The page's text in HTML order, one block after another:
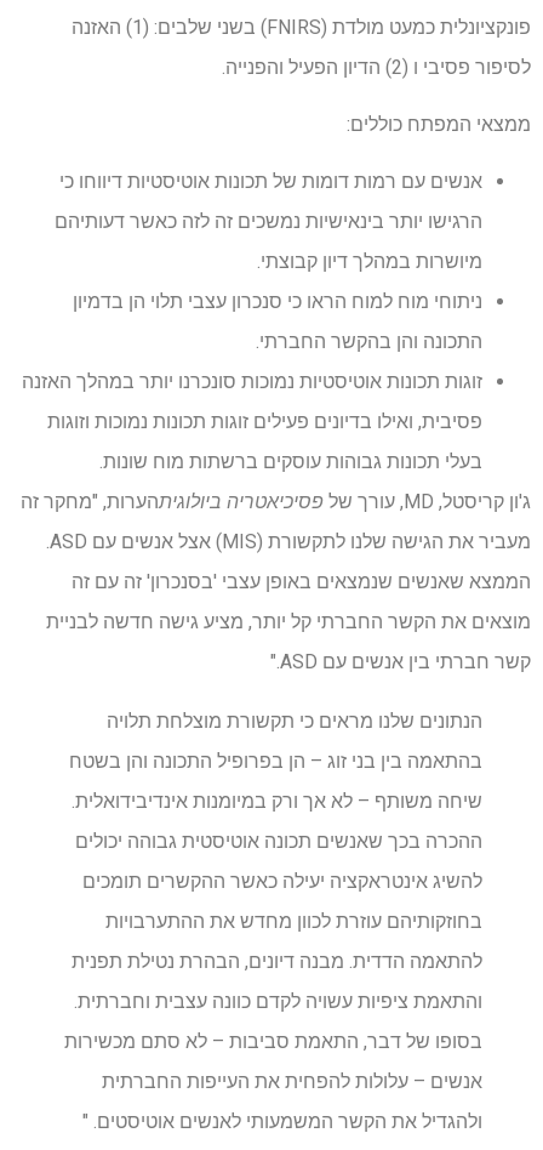
פונקציונלית כמעט מולדת (FNIRS) בשני שלבים: (1) האזנה
לסיפור פסיבי ו (2) הדיון הפעיל והפנייה.
ממצאי המפתח כוללים:
אנשים עם רמות דומות של תכונות אוטיסטיות דיווחו כי
הרגישו יותר בינאישיות נמשכים זה לזה כאשר דעותיהם
מיושרות במהלך דיון קבוצתי.
ניתוחי מוח למוח הראו כי סנכרון עצבי תלוי הן בדמיון
התכונה והן בהקשר החברתי.
זוגות תכונות אוטיסטיות נמוכות סונכרנו יותר במהלך האזנה
פסיבית, ואילו בדיונים פעילים זוגות תכונות נמוכות וזוגות
בעלי תכונות גבוהות עוסקים ברשתות מוח שונות.
ג'ון קריסטל, MD, עורך של
פסיכיאטריה ביולוגיתהערות, "מחקר זה
מעביר את הגישה שלנו לתקשורת (MIS) אצל אנשים עם ASD.
הממצא שאנשים שנמצאים באופן עצבי 'בסנכרון' זה עם זה
מוצאים את הקשר החברתי קל יותר, מציע גישה חדשה לבניית
קשר חברתי בין אנשים עם ASD."
הנתונים שלנו מראים כי תקשורת מוצלחת תלויה
בהתאמה בין בני זוג – הן בפרופיל התכונה והן בשטח
שיחה משותף – לא אך ורק במיומנות אינדיבידואלית.
ההכרה בכך שאנשים תכונה אוטיסטית גבוהה יכולים
להשיג אינטראקציה יעילה כאשר ההקשרים תומכים
בחוזקותיהם עוזרת לכוון מחדש את ההתערבויות
להתאמה הדדית. מבנה דיונים, הבהרת נטילת תפנית
והתאמת ציפיות עשויה לקדם כוונה עצבית וחברתית.
בסופו של דבר, התאמת סביבות – לא סתם מכשירות
אנשים – עלולות להפחית את העייפות החברתית
ולהגדיל את הקשר המשמעותי לאנשים אוטיסטים. "